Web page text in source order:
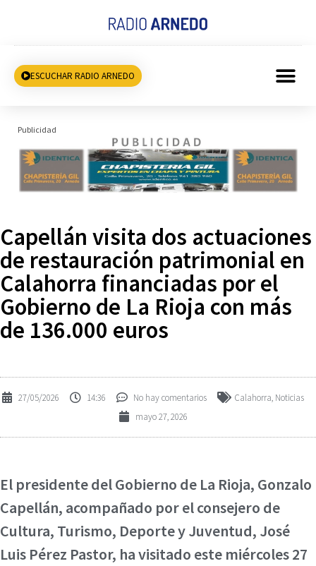
ESCUCHAR RADIO ARNEDO
Publicidad
Capellán visita dos actuaciones
de restauración patrimonial en
Calahorra financiadas por el
Gobierno de La Rioja con más
de 136.000 euros
27/05/2026 14:36 No hay comentarios Calahorra, Noticias
mayo 27, 2026
El presidente del Gobierno de La Rioja, Gonzalo
Capellán, acompañado por el consejero de
Cultura, Turismo, Deporte y Juventud, José
Luis Pérez Pastor, ha visitado este miércoles 27